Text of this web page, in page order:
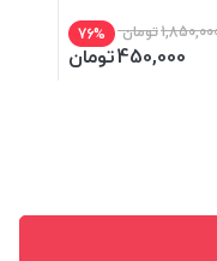
تومان 76%
450,000تومان